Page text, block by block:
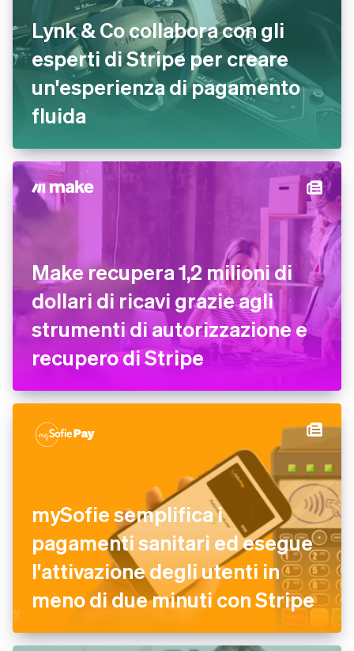
Lynk & Co collabora con gli
esperti di Stripe per creare
un'esperienza di pagamento
fluida
Make recupera 1,2 milioni di
dollari di ricavi grazie agli
strumenti di autorizzazione e
recupero di Stripe
mySofie semplifica i
pagamenti sanitari ed esegue
l'attivazione degli utenti in
meno di due minuti con Stripe